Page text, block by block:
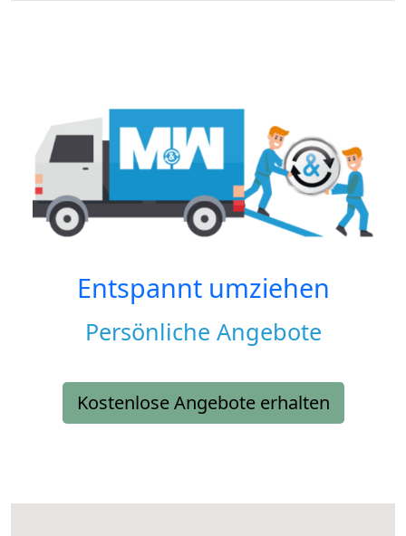
Entspannt umziehen
Persönliche Angebote
Kostenlose Angebote erhalten